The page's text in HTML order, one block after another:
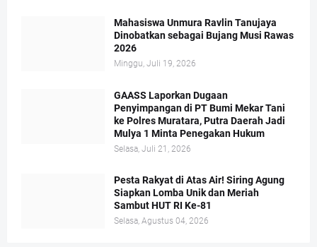
Mahasiswa Unmura Ravlin Tanujaya
Dinobatkan sebagai Bujang Musi Rawas
2026
Minggu, Juli 19, 2026
GAASS Laporkan Dugaan
Penyimpangan di PT Bumi Mekar Tani
ke Polres Muratara, Putra Daerah Jadi
Mulya 1 Minta Penegakan Hukum
Selasa, Juli 21, 2026
Pesta Rakyat di Atas Air! Siring Agung
Siapkan Lomba Unik dan Meriah
Sambut HUT RI Ke-81
Selasa, Agustus 04, 2026